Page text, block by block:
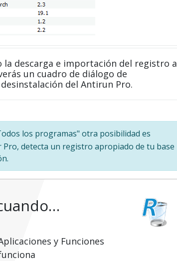
descarga e importación del registro a
un cuadro de diálogo de
del Antirun Pro.
los programas" otra posibilidad es
Pro, detecta un registro apropiado de tu base
y Funciones